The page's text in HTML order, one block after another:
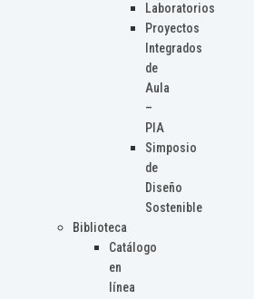
Laboratorios
Proyectos
Integrados
de
Aula
–
PIA
Simposio
de
Diseño
Sostenible
Biblioteca
Catálogo
en
línea